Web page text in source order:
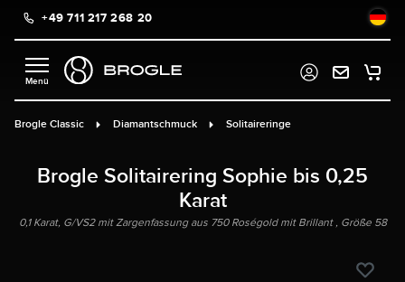
springen
+49 711 217 268 20
Brogle Classic Diamantschmuck Solitaireringe
Brogle Solitairering Sophie bis 0,25
Karat
0,1 Karat, G/VS2 mit Zargenfassung aus 750 Roségold mit Brillant , Größe 58